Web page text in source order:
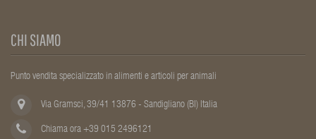
CHI SIAMO
Punto vendita specializzato in alimenti e articoli per animali
Via Gramsci, 39/41 13876 - Sandigliano (BI) Italia
Chiama ora +39 015 2496121